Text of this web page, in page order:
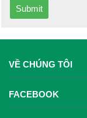
Submit
VỀ CHÚNG TÔI
FACEBOOK